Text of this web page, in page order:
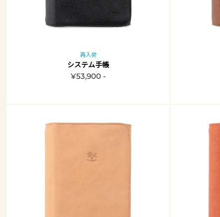
再入荷
システム手帳
¥53,900 -